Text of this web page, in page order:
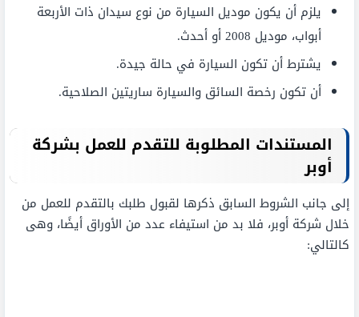
يلزم أن يكون موديل السيارة من نوع سيدان ذات الأربعة
أبواب، موديل 2008 أو أحدث.
يشترط أن تكون السيارة في حالة جيدة.
أن تكون رخصة السائق والسيارة ساريتين الصلاحية.
المستندات المطلوبة للتقدم للعمل بشركة
أوبر
إلى جانب الشروط السابق ذكرها لقبول طلبك بالتقدم للعمل من
خلال شركة أوبر، فلا بد من استيفاء عدد من الأوراق أيضًا، وهى
كالتالي: